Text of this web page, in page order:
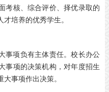
考核、综合评价、择优录取的
培养的优秀学生。
事项负有主体责任。校长办公
事项的决策机构，对年度招生
事项作出决策。